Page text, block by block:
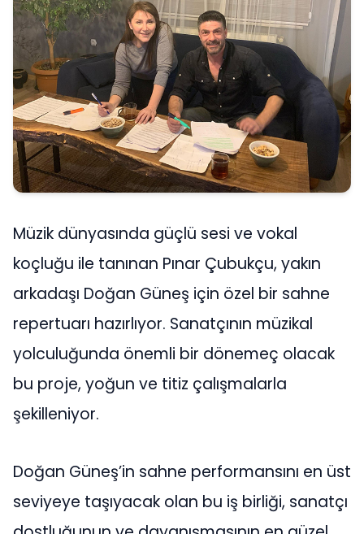
Müzik dünyasında güçlü sesi ve vokal
koçluğu ile tanınan Pınar Çubukçu, yakın
arkadaşı Doğan Güneş için özel bir sahne
repertuarı hazırlıyor. Sanatçının müzikal
yolculuğunda önemli bir dönemeç olacak
bu proje, yoğun ve titiz çalışmalarla
şekilleniyor.
Doğan Güneş’in sahne performansını en üst
seviyeye taşıyacak olan bu iş birliği, sanatçı